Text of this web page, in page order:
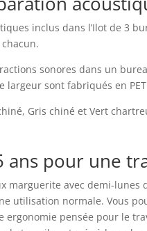
inclus dans l’Ilot de 3
sonores dans un
largeur sont fabriqués en
Gris chiné et Vert
ans pour une
marguerite avec demi-
utilisation normale. Vous
ergonomie pensée pour le